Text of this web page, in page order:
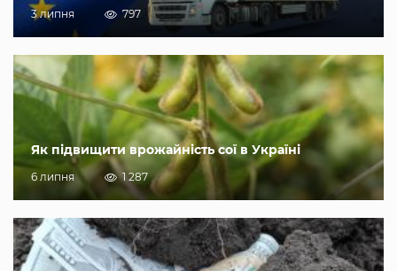
3 липня 797
Як підвищити врожайність сої в Україні
6 липня 1 287